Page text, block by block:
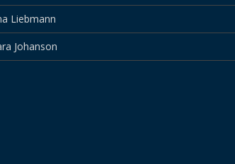
Liebmann
Johanson